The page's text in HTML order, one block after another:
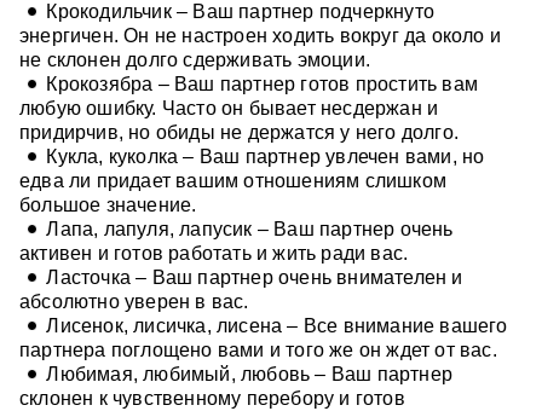
Крокодильчик – Ваш партнер подчеркнуто
энергичен. Он не настроен ходить вокруг да около и
не склонен долго сдерживать эмоции.
Крокозябра – Ваш партнер готов простить вам
любую ошибку. Часто он бывает несдержан и
придирчив, но обиды не держатся у него долго.
Кукла, куколка – Ваш партнер увлечен вами, но
едва ли придает вашим отношениям слишком
большое значение.
Лапа, лапуля, лапусик – Ваш партнер очень
активен и готов работать и жить ради вас.
Ласточка – Ваш партнер очень внимателен и
абсолютно уверен в вас.
Лисенок, лисичка, лисена – Все внимание вашего
партнера поглощено вами и того же он ждет от вас.
Любимая, любимый, любовь – Ваш партнер
склонен к чувственному перебору и готов